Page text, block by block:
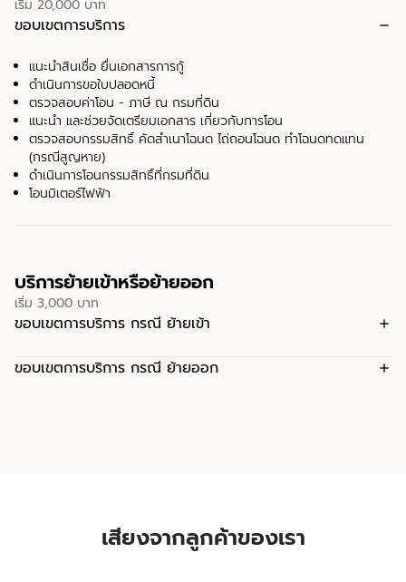
เริ่ม 20,000 บาท
ขอบเขตการบริการ remove
แนะนำสินเชื่อ ยื่นเอกสารการกู้
ดำเนินการขอใบปลอดหนี้
ตรวจสอบค่าโอน - ภาษี ณ กรมที่ดิน
แนะนำ และช่วยจัดเตรียมเอกสาร เกี่ยวกับการโอน
ตรวจสอบกรรมสิทธิ์ คัดสำเนาโฉนด ไถ่ถอนโฉนด ทำโฉนดทดแทน
(กรณีสูญหาย)
ดำเนินการโอนกรรมสิทธิ์ที่กรมที่ดิน
โอนมิเตอร์ไฟฟ้า
บริการย้ายเข้าหรือย้ายออก
เริ่ม 3,000 บาท
ขอบเขตการบริการ กรณี ย้ายเข้า add
ขอบเขตการบริการ กรณี ย้ายออก add
เสียงจากลูกค้าของเรา